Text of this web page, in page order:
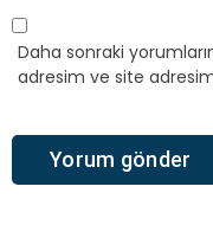
Daha sonraki
adresim ve site